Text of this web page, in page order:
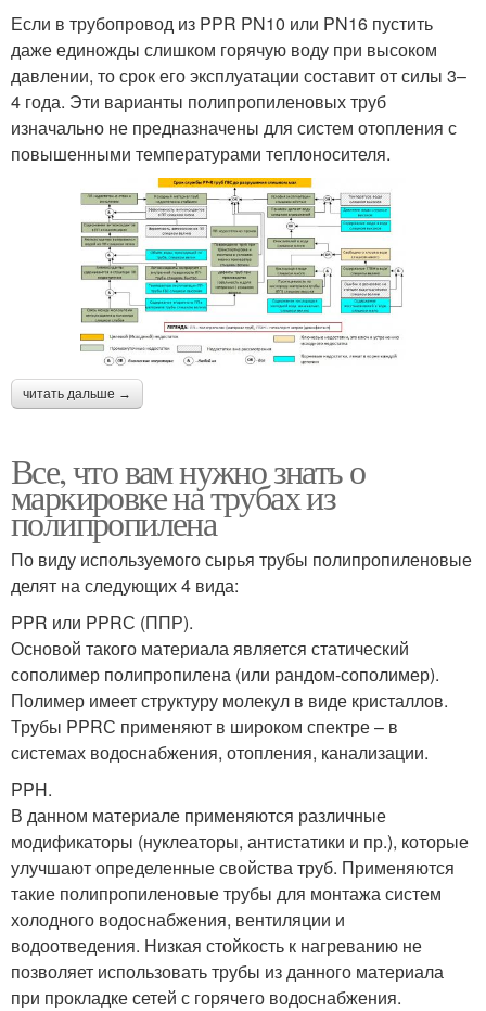
Если в трубопровод из PPR PN10 или PN16 пустить
даже единожды слишком горячую воду при высоком
давлении, то срок его эксплуатации составит от силы 3–
4 года. Эти варианты полипропиленовых труб
изначально не предназначены для систем отопления с
повышенными температурами теплоносителя.
читать дальше →
Все, что вам нужно знать о
маркировке на трубах из
полипропилена
По виду используемого сырья трубы полипропиленовые
делят на следующих 4 вида:
PPR или PPRС (ППР).
Основой такого материала является статический
сополимер полипропилена (или рандом-сополимер).
Полимер имеет структуру молекул в виде кристаллов.
Трубы PPRС применяют в широком спектре – в
системах водоснабжения, отопления, канализации.
PPH.
В данном материале применяются различные
модификаторы (нуклеаторы, антистатики и пр.), которые
улучшают определенные свойства труб. Применяются
такие полипропиленовые трубы для монтажа систем
холодного водоснабжения, вентиляции и
водоотведения. Низкая стойкость к нагреванию не
позволяет использовать трубы из данного материала
при прокладке сетей с горячего водоснабжения.